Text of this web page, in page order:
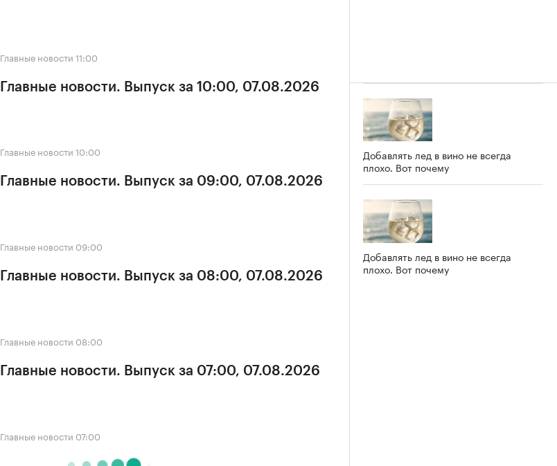
Главные новости 11:00
Главные новости. Выпуск за 10:00, 07.08.2026
Главные новости 10:00
Главные новости. Выпуск за 09:00, 07.08.2026
Главные новости 09:00
Главные новости. Выпуск за 08:00, 07.08.2026
Главные новости 08:00
Главные новости. Выпуск за 07:00, 07.08.2026
Главные новости 07:00
Добавлять лед в вино не всегда
плохо. Вот почему
Добавлять лед в вино не всегда
плохо. Вот почему